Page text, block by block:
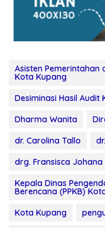
Asisten Pemerintahan
Kota Kupang
Desiminasi Hasil
Dharma Wanita
dr. Carolina Tallo
drg. Fransisca Johana
Kepala Dinas
Berencana (PPKB)
Kota Kupang